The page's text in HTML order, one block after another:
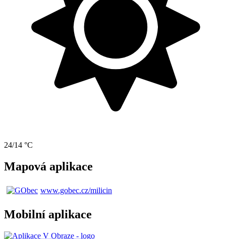
24/14 °C
Mapová aplikace
www.gobec.cz/milicin
Mobilní aplikace